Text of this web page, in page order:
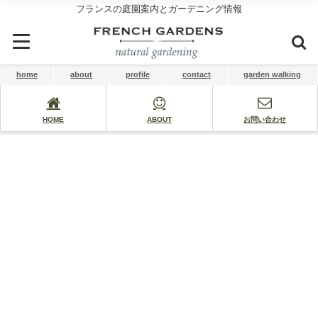
フランスの庭園案内とガーデニング情報
home about profile contact garden walking
HOME ABOUT お問い合わせ